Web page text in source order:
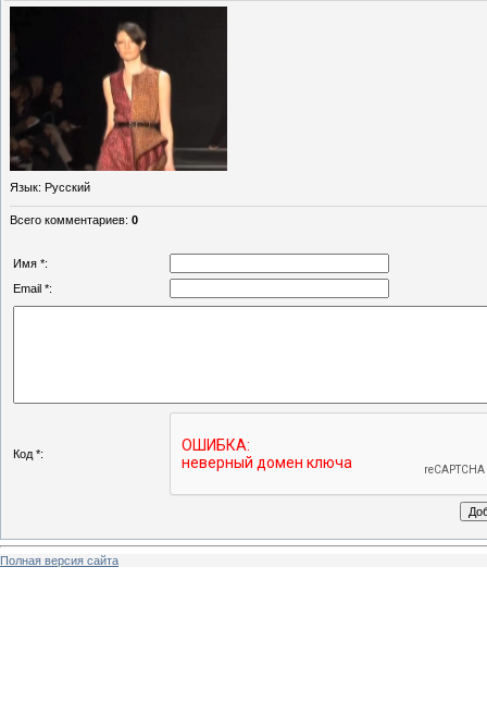
Язык: Русский
Всего комментариев: 0
Имя *:
Email *:
Код *:
Полная версия сайта